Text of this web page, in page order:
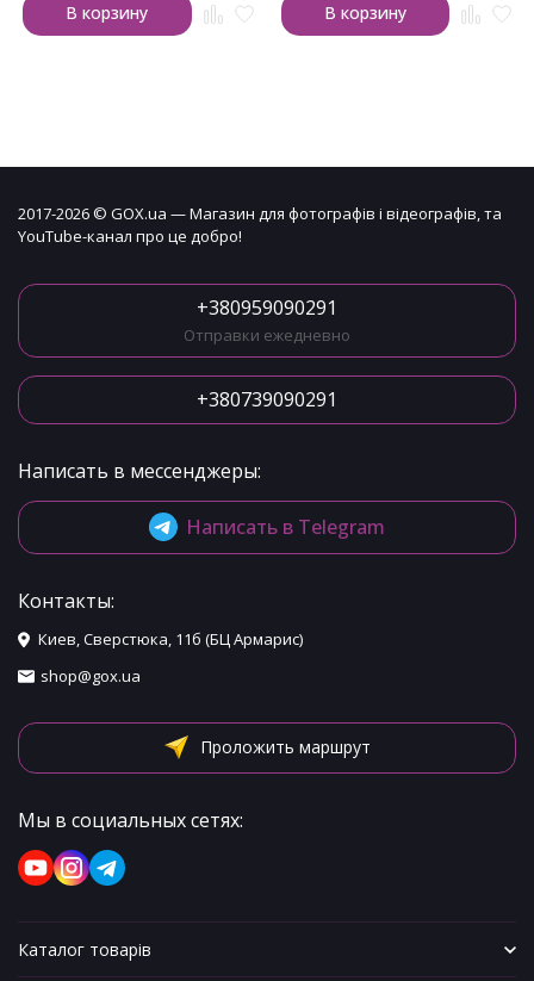
В корзину В корзину
2017-2026 © GOX.ua — Магазин для фотографів і відеографів, та
YouTube-канал про це добро!
+380959090291
Отправки ежедневно
+380739090291
Написать в мессенджеры:
Написать в Telegram
Контакты:
Киев, Сверстюка, 11б (БЦ Армарис)
shop@gox.ua
Проложить маршрут
Мы в социальных сетях:
Каталог товарів